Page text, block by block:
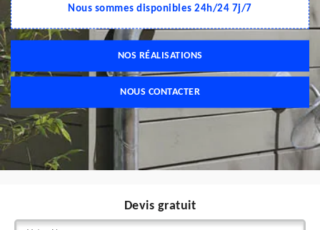
Nous sommes disponibles 24h/24 7j/7
NOS RÉALISATIONS
NOUS CONTACTER
Devis gratuit